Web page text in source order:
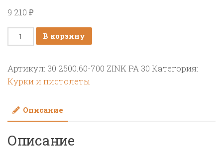
9 210 ₽
Количество
товара
пистолет
в
форсункой
курок
В корзину
Артикул: 30.2500.60-700 ZINK PA 30 Категория:
Курки и пистолеты
Описание
Описание